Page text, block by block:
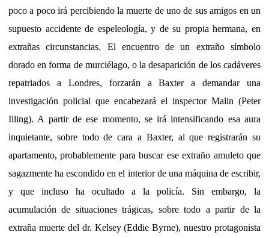
poco a poco irá percibiendo la muerte de uno de sus amigos en un
supuesto accidente de espeleología, y de su propia hermana, en
extrañas circunstancias. El encuentro de un extraño símbolo
dorado en forma de murciélago, o la desaparición de los cadáveres
repatriados a Londres, forzarán a Baxter a demandar una
investigación policial que encabezará el inspector Malin (Peter
Illing). A partir de ese momento, se irá intensificando esa aura
inquietante, sobre todo de cara a Baxter, al que registrarán su
apartamento, probablemente para buscar ese extraño amuleto que
sagazmente ha escondido en el interior de una máquina de escribir,
y que incluso ha ocultado a la policía. Sin embargo, la
acumulación de situaciones trágicas, sobre todo a partir de la
extraña muerte del dr. Kelsey (Eddie Byrne), nuestro protagonista